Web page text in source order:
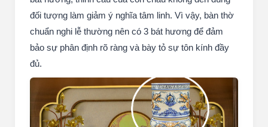
hương coi thích ứng với hoàn cảnh sống thực tại
như một giải pháp tình thế và chưa thể hiện trọn vẹn
sự phân minh, trang nghiêm. Mỗi bát hương vốn là
nơi an vị của một nhóm linh hồn riêng như Thần linh,
Tổ tiên hay các vong linh khác. Nếu gộp chung vào 1
bát hương, thỉnh cầu của con cháu không đến đúng
đối tượng làm giảm ý nghĩa tâm linh. Vì vậy, bàn thờ
chuẩn nghi lễ thường nên có 3 bát hương để đảm